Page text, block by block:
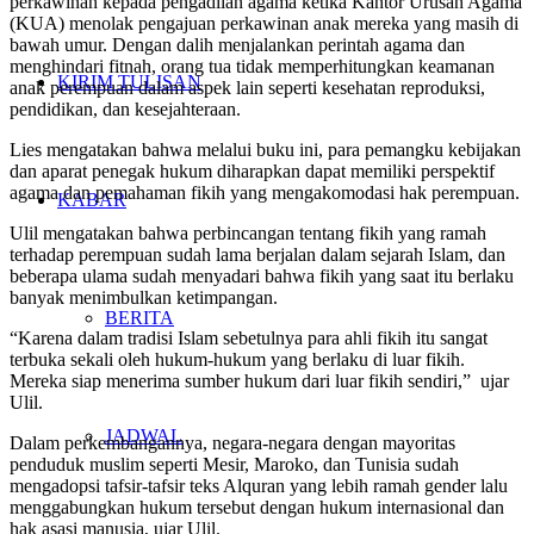
KIRIM TULISAN
KABAR
BERITA
JADWAL
(KUA) menolak pengajuan perkawinan anak mereka yang masih di
bawah umur. Dengan dalih menjalankan perintah agama dan
menghindari fitnah, orang tua tidak memperhitungkan keamanan
anak perempuan dalam aspek lain seperti kesehatan reproduksi,
pendidikan, dan kesejahteraan.
Lies mengatakan bahwa melalui buku ini, para pemangku kebijakan
dan aparat penegak hukum diharapkan dapat memiliki perspektif
agama dan pemahaman fikih yang mengakomodasi hak perempuan.
Ulil mengatakan bahwa perbincangan tentang fikih yang ramah
terhadap perempuan sudah lama berjalan dalam sejarah Islam, dan
beberapa ulama sudah menyadari bahwa fikih yang saat itu berlaku
banyak menimbulkan ketimpangan.
“Karena dalam tradisi Islam sebetulnya para ahli fikih itu sangat
terbuka sekali oleh hukum-hukum yang berlaku di luar fikih.
Mereka siap menerima sumber hukum dari luar fikih sendiri,” ujar
Ulil.
Dalam perkembangannya, negara-negara dengan mayoritas
penduduk muslim seperti Mesir, Maroko, dan Tunisia sudah
mengadopsi tafsir-tafsir teks Alquran yang lebih ramah gender lalu
menggabungkan hukum tersebut dengan hukum internasional dan
hak asasi manusia, ujar Ulil.